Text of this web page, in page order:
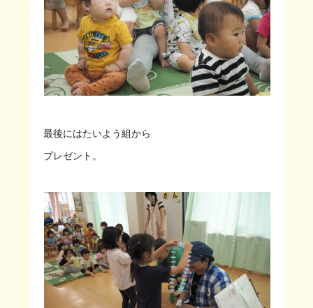
最後にはたいよう組から
プレゼント。